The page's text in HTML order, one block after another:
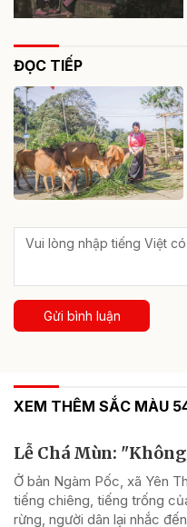
ĐỌC TIẾP
Gửi bình luận
XEM THÊM SẮC MÀU
Lễ Chá Mùn:
Ở bản Ngàm Pốc, xã Yên
tiếng chiêng, tiếng trống
rừng, người dân lại nhắc